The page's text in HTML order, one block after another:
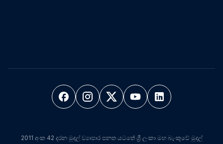
2011 අංක 42 දරන මුදල් ව්‍යාපාර පනත යටතේ ශ්‍රී ලංකා මහ බැංකුවේ මුදල්